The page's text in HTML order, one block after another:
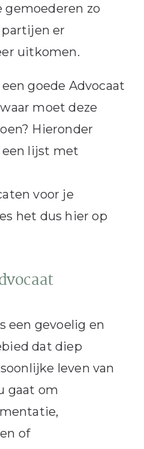
gemoederen zo
er
uitkomen.
goede Advocaat
moet deze
Hieronder
lijst met
voor je
het dus hier op
een gevoelig en
dat diep
leven van
gaat om
of